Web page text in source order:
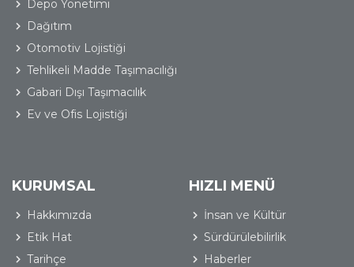
KURUMSAL
Hakkımızda
Etik Hat
Tarihçe
Depo Yönetimi
Dağıtım
Otomotiv Lojistiği
Tehlikeli Madde Taşımacılığı
Gabari Dışı Taşımacılık
Ev ve Ofis Lojistiği
HIZLI MENÜ
İnsan ve Kültür
Sürdürülebilirlik
Haberler